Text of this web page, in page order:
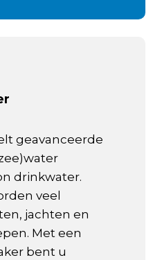
geavanceerde
drinkwater.
veel
jachten en
Met een
bent u